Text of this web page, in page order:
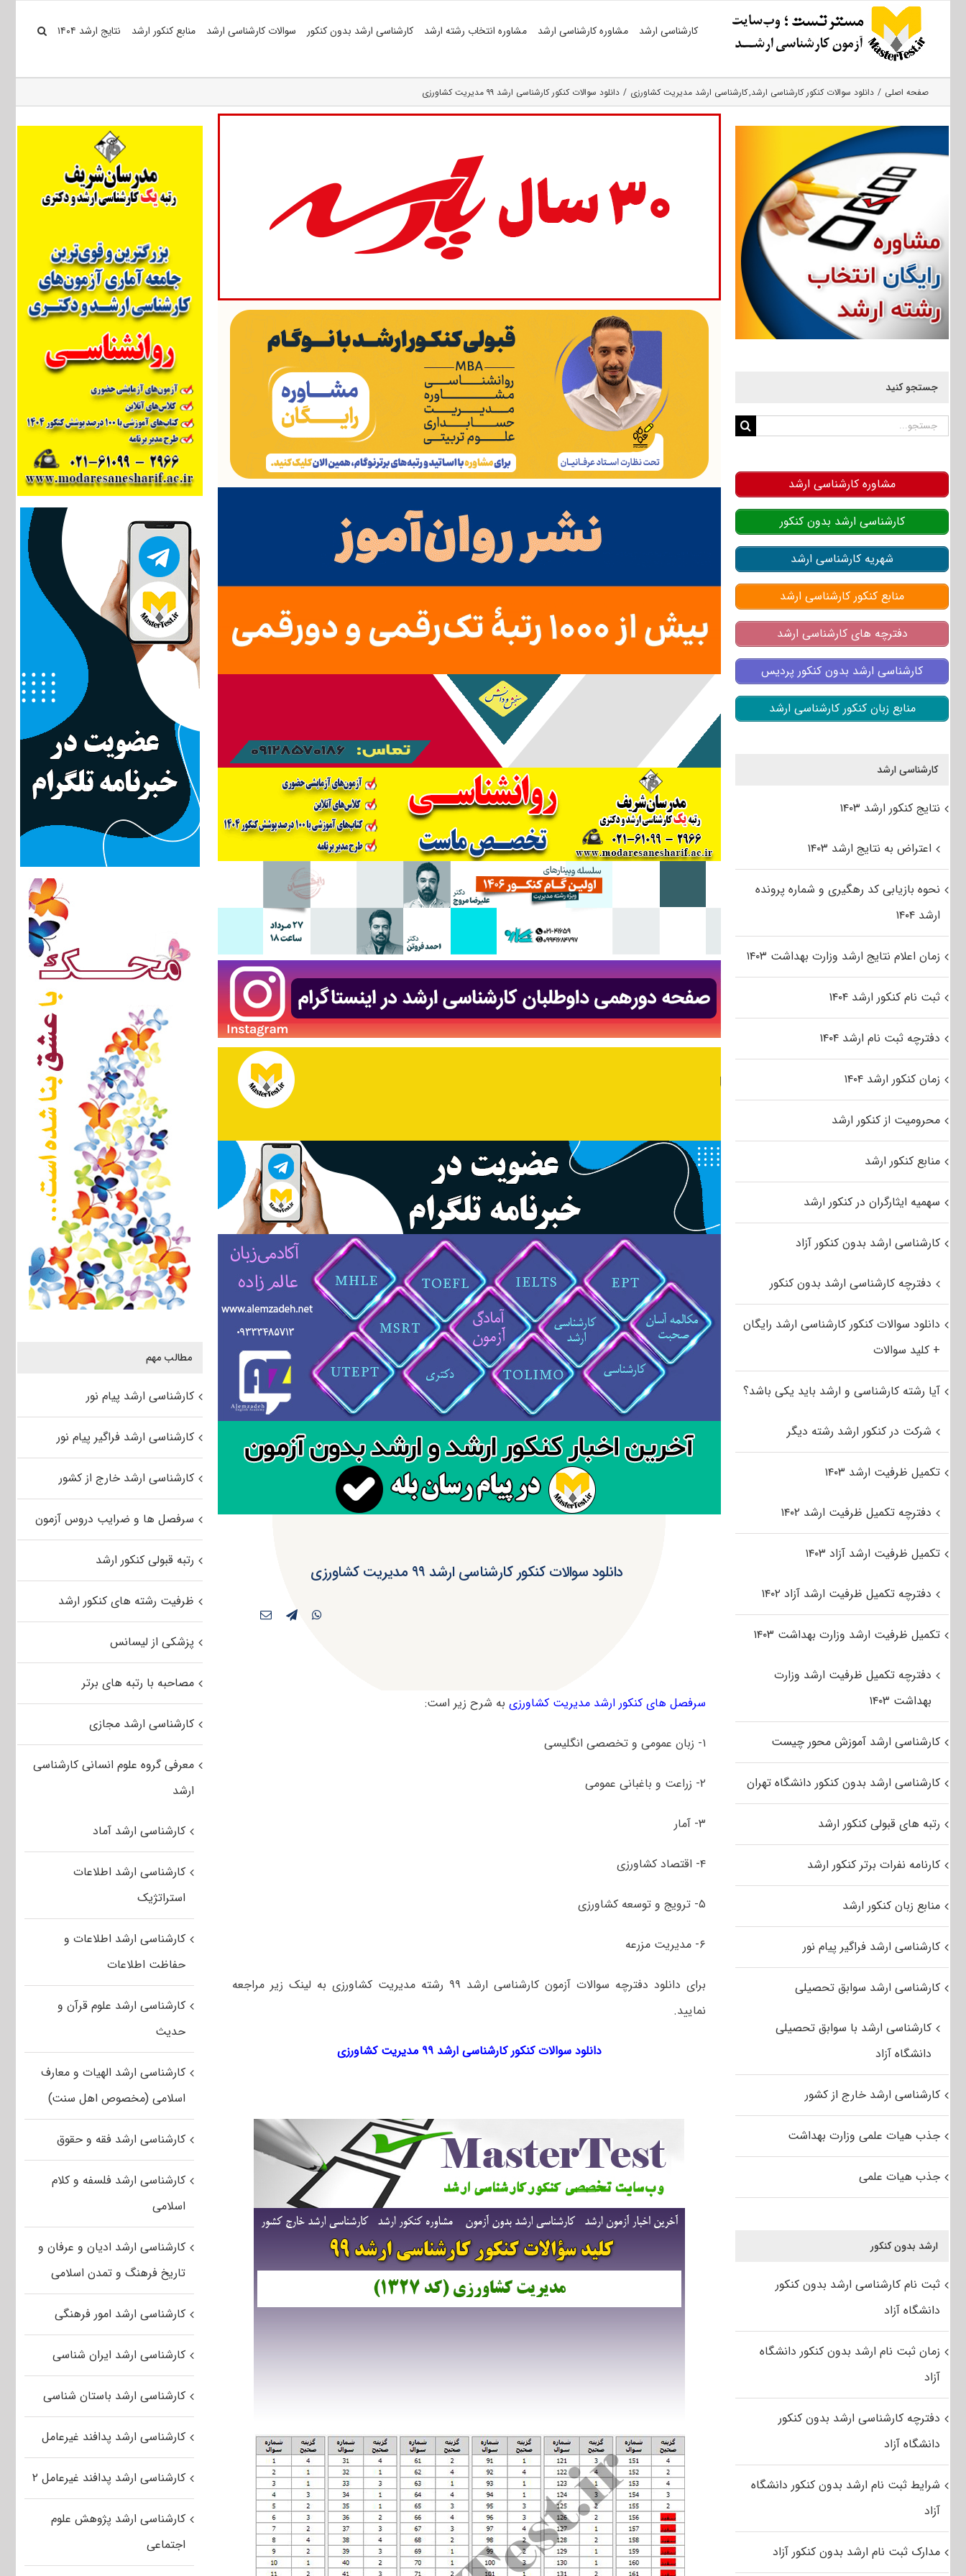
کارشناسی ارشد مشاوره کارشناسی ارشد مشاوره انتخاب رشته ارشد کارشناسی ارشد بدون کنکور سوالات کارشناسی ارشد منابع کنکور ارشد نتایج ارشد ۱۴۰۴
صفحه اصلی دانلود سوالات کنکور کارشناسی ارشد کارشناسی ارشد مدیریت کشاورزی دانلود سوالات کنکور کارشناسی ارشد ۹۹ مدیریت کشاورزی
دانلود سوالات کنکور کارشناسی ارشد ۹۹ مدیریت کشاورزی
سرفصل های کنکور ارشد مدیریت کشاورزیبه شرح زیر است:
۱- زبان عمومی و تخصصی انگلیسی
۲- زراعت و باغبانی عمومی
۳- آمار
۴- اقتصاد کشاورزی
۵- ترویج و توسعه کشاورزی
۶- مدیریت مزرعه
برای دانلود دفترچه سوالات آزمون کارشناسی ارشد ۹۹ رشته مدیریت کشاورزی به لینک زیر مراجعه
نمایید.
دانلود سوالات کنکور کارشناسی ارشد ۹۹ مدیریت کشاورزی
مطالب مهم
کارشناسی ارشد پیام نور
کارشناسی ارشد فراگیر پیام نور
کارشناسی ارشد خارج از کشور
سرفصل ها و ضرایب دروس آزمون
رتبه قبولی کنکور ارشد
ظرفیت رشته های کنکور ارشد
پزشکی از لیسانس
مصاحبه با رتبه های برتر
کارشناسی ارشد مجازی
معرفی گروه علوم انسانی کارشناسی
ارشد
کارشناسی ارشد آماد
کارشناسی ارشد اطلاعات
استراتژیک
کارشناسی ارشد اطلاعات و
حفاظت اطلاعات
کارشناسی ارشد علوم قرآن و
حدیث
کارشناسی ارشد الهیات و معارف
اسلامی (مخصوص اهل سنت)
کارشناسی ارشد فقه و حقوق
کارشناسی ارشد فلسفه و کلام
اسلامی
کارشناسی ارشد ادیان و عرفان و
تاریخ فرهنگ و تمدن اسلامی
کارشناسی ارشد امور فرهنگی
کارشناسی ارشد ایران شناسی
کارشناسی ارشد باستان شناسی
کارشناسی ارشد پدافند غیرعامل
کارشناسی ارشد پدافند غیرعامل ۲
کارشناسی ارشد پژوهش علوم
اجتماعی
جستجو کنید
جستجو
مشاوره کارشناسی ارشد
کارشناسی ارشد بدون کنکور
شهریه کارشناسی ارشد
منابع کنکور کارشناسی ارشد
دفترچه های کارشناسی ارشد
کارشناسی ارشد بدون کنکور پردیس
منابع زبان کنکور کارشناسی ارشد
کارشناسی ارشد
نتایج کنکور ارشد ۱۴۰۳
اعتراض به نتایج ارشد ۱۴۰۳
نحوه بازیابی کد رهگیری و شماره پرونده
ارشد ۱۴۰۴
زمان اعلام نتایج ارشد وزارت بهداشت ۱۴۰۳
ثبت نام کنکور ارشد ۱۴۰۴
دفترچه ثبت نام ارشد ۱۴۰۴
زمان کنکور ارشد ۱۴۰۴
محرومیت از کنکور ارشد
منابع کنکور ارشد
سهمیه ایثارگران در کنکور ارشد
کارشناسی ارشد بدون کنکور آزاد
دفترچه کارشناسی ارشد بدون کنکور
دانلود سوالات کنکور کارشناسی ارشد رایگان
+ کلید سوالات
آیا رشته کارشناسی و ارشد باید یکی باشد؟
شرکت در کنکور ارشد رشته دیگر
تکمیل ظرفیت ارشد ۱۴۰۳
دفترچه تکمیل ظرفیت ارشد ۱۴۰۲
تکمیل ظرفیت ارشد آزاد ۱۴۰۳
دفترچه تکمیل ظرفیت ارشد آزاد ۱۴۰۲
تکمیل ظرفیت ارشد وزارت بهداشت ۱۴۰۳
دفترچه تکمیل ظرفیت ارشد وزارت
بهداشت ۱۴۰۳
کارشناسی ارشد آموزش محور چیست
کارشناسی ارشد بدون کنکور دانشگاه تهران
رتبه های قبولی کنکور ارشد
کارنامه نفرات برتر کنکور ارشد
منابع زبان کنکور ارشد
کارشناسی ارشد فراگیر پیام نور
کارشناسی ارشد سوابق تحصیلی
کارشناسی ارشد با سوابق تحصیلی
دانشگاه آزاد
کارشناسی ارشد خارج از کشور
جذب هیات علمی وزارت بهداشت
جذب هیات علمی
ارشد بدون کنکور
ثبت نام کارشناسی ارشد بدون کنکور
دانشگاه آزاد
زمان ثبت نام ارشد بدون کنکور دانشگاه
آزاد
دفترچه کارشناسی ارشد بدون کنکور
دانشگاه آزاد
شرایط ثبت نام ارشد بدون کنکور دانشگاه
آزاد
مدارک ثبت نام ارشد بدون کنکور آزاد